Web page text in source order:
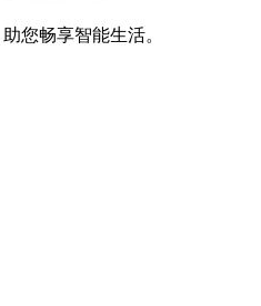
您畅享智能生活。